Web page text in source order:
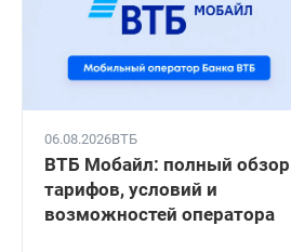
06.08.2026ВТБ
ВТБ Мобайл: полный обзор
тарифов, условий и
возможностей оператора